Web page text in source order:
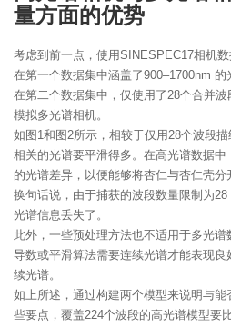
量方面的优势
考虑到前一点，使用SINESPEC17相机
在第一个数据集中涵盖了900–1700nm 的
在第二个数据集中，仅使用了28个合并
模拟多光谱相
如图1和图2所示，相较于仅用28个波段描
相关的光谱要平滑得多。在高光谱数据
的光谱差异，以便能够将杏仁与杏仁壳分
换句话说，由于捕获的波段数量限制为
光谱信息丢失了。
此外，一些预处理方法也不适用于多光
导数或平滑算法需要连续光谱才能表现
续光谱。
如上所述，通过构建两个模型来说明与
些要点，覆盖224个波段的高光谱模型要